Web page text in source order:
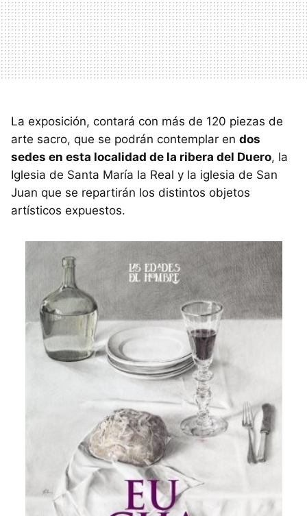
La exposición, contará con más de 120 piezas de
arte sacro, que se podrán contemplar en dos
sedes en esta localidad de la ribera del Duero, la
Iglesia de Santa María la Real y la iglesia de San
Juan que se repartirán los distintos objetos
artísticos expuestos.